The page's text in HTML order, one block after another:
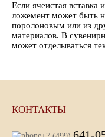
Если ячеистая вставка
ложемент может быть
поролоновым или из
материалов. В
может отделываться
КОНТАКТЫ